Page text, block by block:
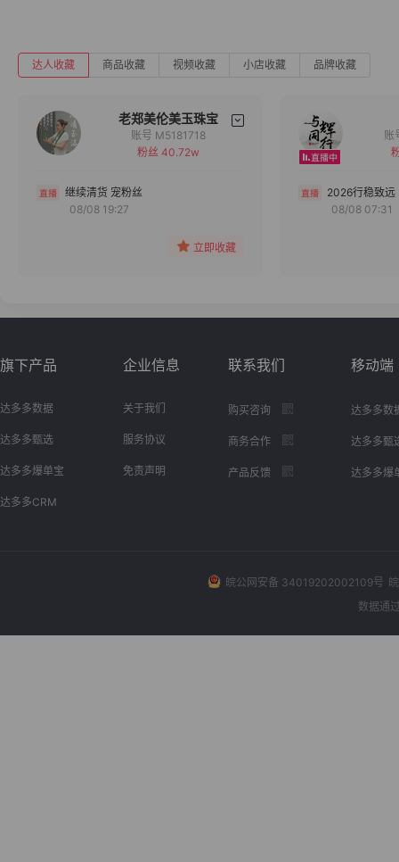
达人收藏 商品收藏 视频收藏 小店收藏 品牌收藏
老郑美伦美玉珠宝
备注
账号 M5181718
粉丝 40.72w
继续清货 宠粉丝
08/08 19:27
立即收藏
2026行稳致远
08/08 07:31
旗下产品
达多多数据
达多多甄选
达多多爆单宝
达多多CRM
企业信息
关于我们
服务协议
免责声明
联系我们
购买咨询
商务合作
产品反馈
移动端
达多多数
达多多甄
达多多爆
皖公网安备 34019202002109号
数据通